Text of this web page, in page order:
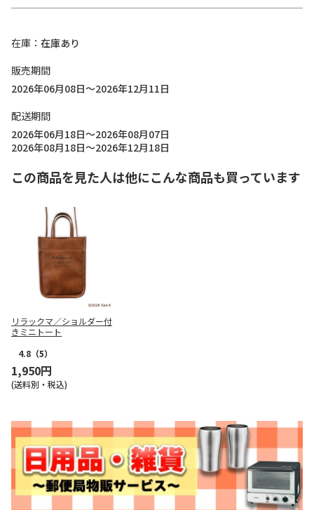
在庫
在庫あり
販売期間
2026年06月08日～2026年12月11日
配送期間
2026年06月18日～2026年08月07日
2026年08月18日～2026年12月18日
この商品を見た人は他にこんな商品も買っています
リラックマ／ショルダー付
きミニトート
4.8 （5）
1,950円
(送料別・税込)